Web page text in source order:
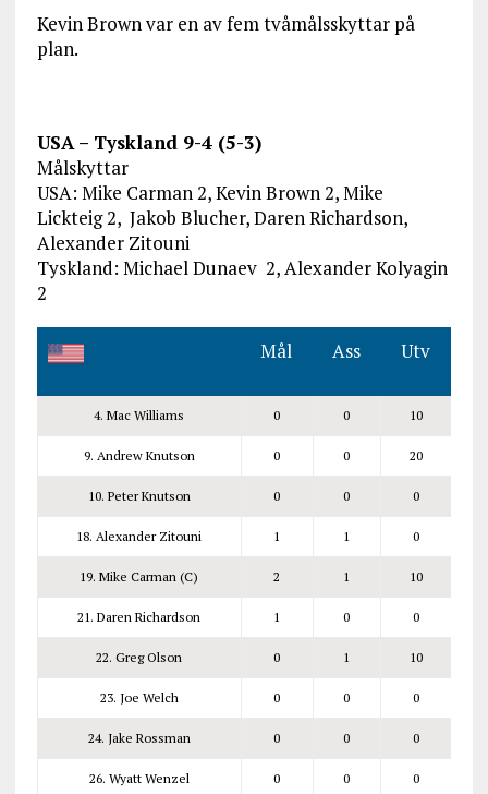
Kevin Brown var en av fem tvåmålsskyttar på
plan.
USA – Tyskland 9-4 (5-3)
Målskyttar
USA: Mike Carman 2, Kevin Brown 2, Mike
Lickteig 2, Jakob Blucher, Daren Richardson,
Alexander Zitouni
Tyskland: Michael Dunaev 2, Alexander Kolyagin
2
Mål Ass Utv
4. Mac Williams 0 0 10
9. Andrew Knutson 0 0 20
10. Peter Knutson 0 0 0
18. Alexander Zitouni 1 1 0
19. Mike Carman (C) 2 1 10
21. Daren Richardson 1 0 0
22. Greg Olson 0 1 10
23. Joe Welch 0 0 0
24. Jake Rossman 0 0 0
26. Wyatt Wenzel 0 0 0